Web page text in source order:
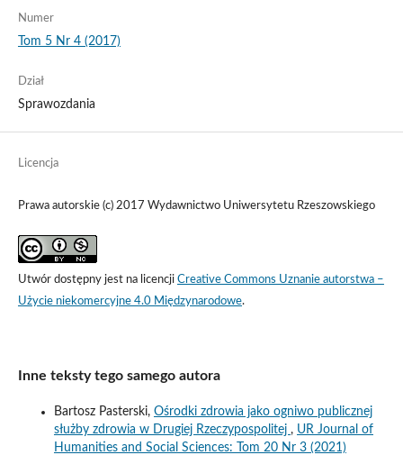
Numer
Tom 5 Nr 4 (2017)
Dział
Sprawozdania
Licencja
Prawa autorskie (c) 2017 Wydawnictwo Uniwersytetu Rzeszowskiego
Utwór dostępny jest na licencji Creative Commons Uznanie autorstwa –
Użycie niekomercyjne 4.0 Międzynarodowe.
Inne teksty tego samego autora
Bartosz Pasterski, Ośrodki zdrowia jako ogniwo publicznej
służby zdrowia w Drugiej Rzeczypospolitej , UR Journal of
Humanities and Social Sciences: Tom 20 Nr 3 (2021)